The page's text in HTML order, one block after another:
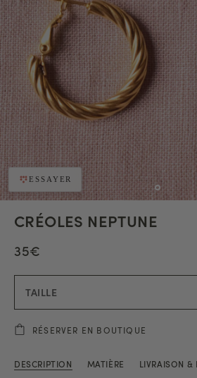
ESSAYER
CRÉOLES NEPTUNE
35€
TAILLE
RÉSERVER EN BOUTIQUE
DESCRIPTION MATIÈRE LIVRAISON &